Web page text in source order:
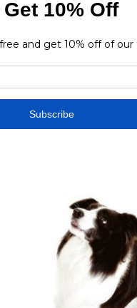
pasta Mehmet Topal,
savunması
20 5:14Süper Lig'in
beIN SPORTS Arşiv
...YouTube · beIN
yaklaşık 30 metreden
Diego Ribas'ın
üstünden atladı
şutunu çekti ancak
kornere çeldi.
18. Hafta Fenerbahçe
dakikalarGiriş